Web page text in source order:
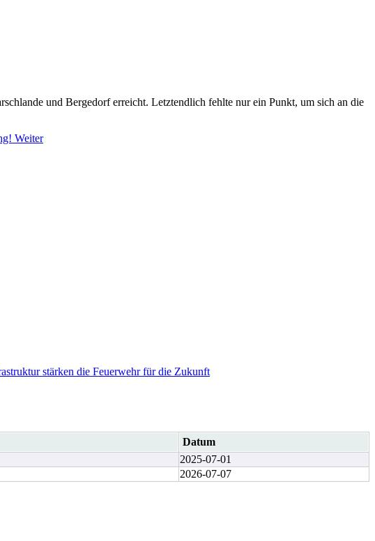
und Bergedorf erreicht. Letztendlich fehlte nur ein Punkt, um sich an die
Weiter
stärken die Feuerwehr für die Zukunft
Datum
2025-07-01
2026-07-07